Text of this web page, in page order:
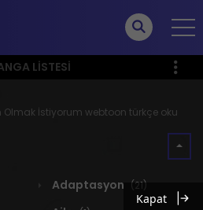
LISTESI
Olmak İstiyorum webtoon türkçe oku
Adaptasyon (21)
Kapat